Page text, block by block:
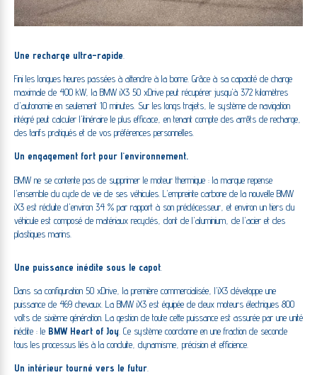
Une recharge ultra-rapide
Fini les longues heures passées à attendre à la borne. Grâce à sa capacité de charge
maximale de 400 kW, la BMW iX3 50 xDrive peut récupérer jusqu'à 372 kilomètres
d'autonomie en seulement 10 minutes. Sur les longs trajets, le système de navigation
intégré peut calculer l'itinéraire le plus efficace, en tenant compte des arrêts de recharge,
des tarifs pratiqués et de vos préférences personnelles.
Un engagement fort pour l'environnement.
BMW ne se contente pas de supprimer le moteur thermique : la marque repense
l'ensemble du cycle de vie de ses véhicules. L'empreinte carbone de la nouvelle BMW
iX3 est réduite d'environ 34 % par rapport à son prédécesseur, et environ un tiers du
véhicule est composé de matériaux recyclés, dont de l'aluminium, de l'acier et des
plastiques marins.
Une puissance inédite sous le capot
Dans sa configuration 50 xDrive, la première commercialisée, l'iX3 développe une
puissance de 469 chevaux. La BMW iX3 est équipée de deux moteurs électriques 800
volts de sixième génération. La gestion de toute cette puissance est assurée par une unité
inédite : le BMW Heart of Joy . Ce système coordonne en une fraction de seconde
tous les processus liés à la conduite, dynamisme, précision et efficience.
Un intérieur tourné vers le futur